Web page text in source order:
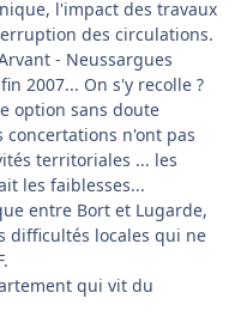
l'impact des travaux
des circulations.
- Neussargues
2007... On s'y recolle ?
option sans doute
n'ont pas
territoriales ... les
les faiblesses...
entre Bort et Lugarde,
difficultés locales qui ne
qui vit du